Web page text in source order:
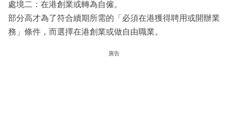
處境二：在港創業或轉為自僱。
部分高才為了符合續期所需的「必須在港獲得聘用或開辦業
務」條件，而選擇在港創業或做自由職業。
廣告